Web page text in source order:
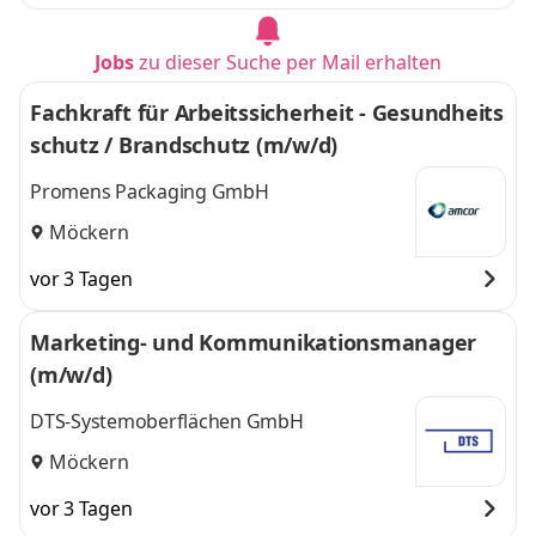
Jobszu dieser Suche per Mail erhalten
Fachkraft für Arbeitssicherheit - Gesundheits
schutz / Brandschutz (m/w/d)
Promens Packaging GmbH
Möckern
vor 3 Tagen
Marketing- und Kommunikationsmanager
(m/w/d)
DTS-Systemoberflächen GmbH
Möckern
vor 3 Tagen